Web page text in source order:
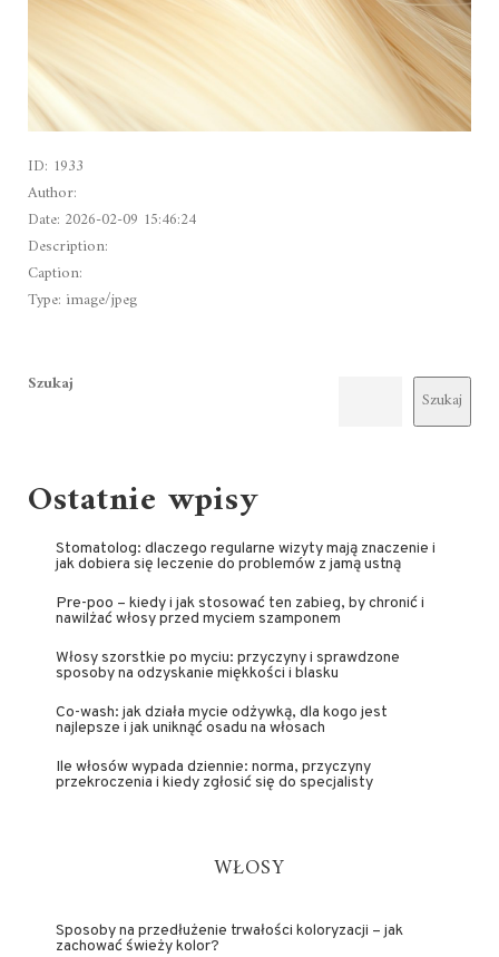
ID: 1933
Author:
Date: 2026-02-09 15:46:24
Description:
Caption:
Type: image/jpeg
Szukaj
Szukaj
Ostatnie wpisy
Stomatolog: dlaczego regularne wizyty mają znaczenie i
jak dobiera się leczenie do problemów z jamą ustną
Pre-poo – kiedy i jak stosować ten zabieg, by chronić i
nawilżać włosy przed myciem szamponem
Włosy szorstkie po myciu: przyczyny i sprawdzone
sposoby na odzyskanie miękkości i blasku
Co-wash: jak działa mycie odżywką, dla kogo jest
najlepsze i jak uniknąć osadu na włosach
Ile włosów wypada dziennie: norma, przyczyny
przekroczenia i kiedy zgłosić się do specjalisty
WŁOSY
Sposoby na przedłużenie trwałości koloryzacji – jak
zachować świeży kolor?